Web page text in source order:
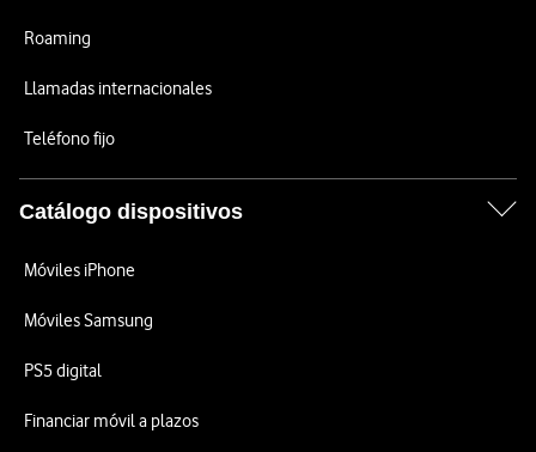
Roaming
Llamadas internacionales
Teléfono fijo
Catálogo dispositivos
Móviles iPhone
Móviles Samsung
PS5 digital
Financiar móvil a plazos